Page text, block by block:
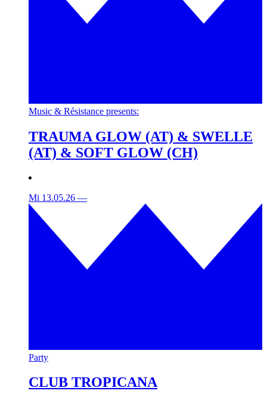
Music & Résistance presents:
TRAUMA GLOW (AT) & SWELLE
(AT) & SOFT GLOW (CH)
Mi 13.05.26 —
Party
CLUB TROPICANA